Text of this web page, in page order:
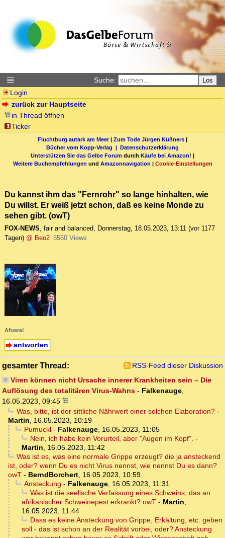
Suche: Los
Login
zurück zur Hauptseite
in Thread öffnen
Ticker
Fluchtburg autark am Meer| Zum Tode Jürgen Küßners |
Bücher vom Kopp-Verlag | Datenschutzerklärung
Unterstützen Sie das Gelbe Forum durch Käufe bei Amazon! |
Weitere Buchempfehlungen und Amazonnavigation | Cookie-Einstellungen
Du kannst ihm das "Fernrohr" so lange hinhalten, wie
Du willst. Er weiß jetzt schon, daß es keine Monde zu
sehen gibt. (owT)
FOX-NEWS, fair and balanced, Donnerstag, 18.05.2023, 13:11 (vor 1177
Tagen) @ Beo2 5560 Views
--
Afuera!
antworten
gesamter Thread:
RSS-Feed dieser Diskussion
Viren können nicht Ursache innerer Krankheiten sein – Die
Auflösung des totalitären Virus-Wahns - Falkenauge
16.05.2023, 09:45
Was, bitte, ist der sittliche Nährwert einer solchen Elaboration?-
Martin
16.05.2023, 10:19
Pumuckl- Falkenauge, 16.05.2023, 11:05
Nein, ich habe kein Vorurteil, aber "Augen im Kopf". -
Martin
16.05.2023, 11:42
Was ist es, was eine normale Grippe erzeugt? die ja ansteckend
ist, oder? wenn Du es nicht Virus nennst, wie nennst Du es dann?
owT - BerndBorchert 16.05.2023, 10:59
Ansteckung - Falkenauge, 16.05.2023, 11:31
Was ist die seelische Verfassung eines Schweins, das an
afrikanischer Schweinepest erkrankt? owT - Martin
16.05.2023, 11:44
Dass es keine Ansteckung von Grippe, Erkältung, etc. geben
soll - das ist schon an der Realität vorbei, oder? Ansteckung